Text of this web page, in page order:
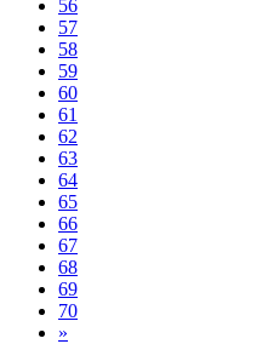
56
57
58
59
60
61
62
63
64
65
66
67
68
69
70
»